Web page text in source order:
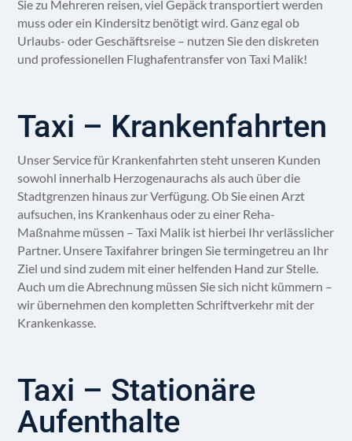
Sie zu Mehreren reisen, viel Gepäck transportiert werden
muss oder ein Kindersitz benötigt wird. Ganz egal ob
Urlaubs- oder Geschäftsreise – nutzen Sie den diskreten
und professionellen Flughafentransfer von Taxi Malik!
Taxi – Krankenfahrten
Unser Service für Krankenfahrten steht unseren Kunden
sowohl innerhalb Herzogenaurachs als auch über die
Stadtgrenzen hinaus zur Verfügung. Ob Sie einen Arzt
aufsuchen, ins Krankenhaus oder zu einer Reha-
Maßnahme müssen – Taxi Malik ist hierbei Ihr verlässlicher
Partner. Unsere Taxifahrer bringen Sie termingetreu an Ihr
Ziel und sind zudem mit einer helfenden Hand zur Stelle.
Auch um die Abrechnung müssen Sie sich nicht kümmern –
wir übernehmen den kompletten Schriftverkehr mit der
Krankenkasse.
Taxi – Stationäre
Aufenthalte